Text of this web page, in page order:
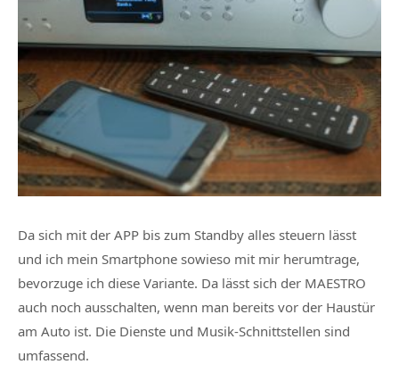
Da sich mit der APP bis zum Standby alles steuern lässt
und ich mein Smartphone sowieso mit mir herumtrage,
bevorzuge ich diese Variante. Da lässt sich der MAESTRO
auch noch ausschalten, wenn man bereits vor der Haustür
am Auto ist. Die Dienste und Musik-Schnittstellen sind
umfassend.